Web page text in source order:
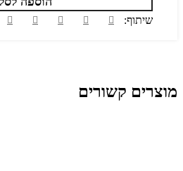
שיתוף:
מוצרים קשורים